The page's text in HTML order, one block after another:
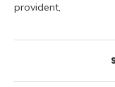
provident,